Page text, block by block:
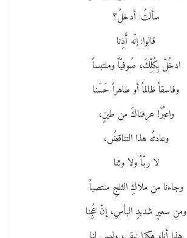
سألتُ: أدخلُ؟
قالوا: إنّه أَذِنا
ادخُلْ بِكُلِّكَ؛ صُوفيّاً وملتبساً
وفاسقاً ظالماً أو طاهراً حَسَنا
واعبُرْ! عرفناكَ من طينٍ،
وعادتُه هذا التناقضُ،
لا ربّاً ولا وثنا
وجاءنا من ملاكِ الثلجِ منتصباً
ومن سعيرٍ شديدِ البأسِ، إنْ عُجِنا